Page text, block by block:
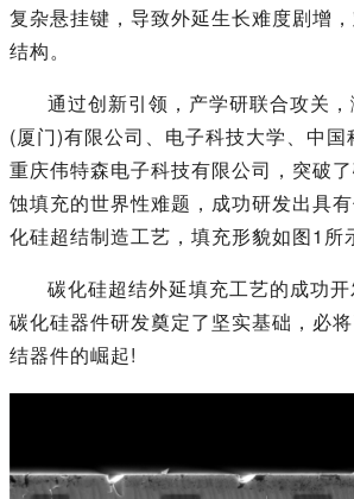
复杂悬挂键，导致外延生长难度剧增
结构。
通过创新引领，产学研联合攻关
(厦门)有限公司、电子科技大学、中国
重庆伟特森电子科技有限公司，突破
蚀填充的世界性难题，成功研发出具
化硅超结制造工艺，填充形貌如图1所
碳化硅超结外延填充工艺的成功
碳化硅器件研发奠定了坚实基础，必
结器件的崛起!